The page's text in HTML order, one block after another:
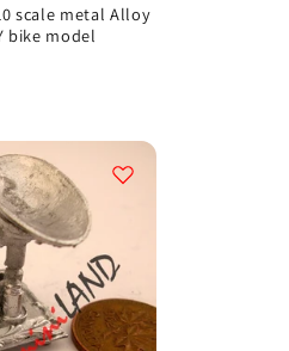
scale metal Alloy
bike model